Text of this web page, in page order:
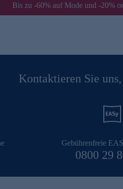
Bis zu -60% auf Mode und -20%
Kontaktieren Sie
Gebührenfreie
0800 29